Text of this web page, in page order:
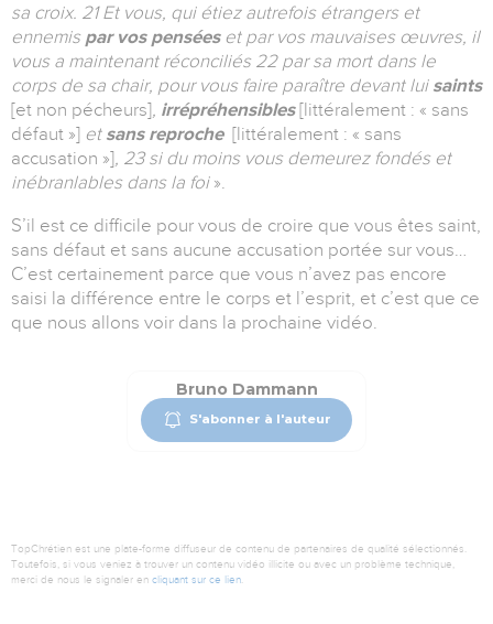
sa croix. 21 Et vous, qui étiez autrefois étrangers et
ennemispar vos pensées et par vos mauvaises œuvres, il
vous a maintenant réconciliés 22 par sa mort dans le
corps de sa chair, pour vous faire paraître devant lui saints
[et non pécheurs], irrépréhensibles[littéralement : « sans
défaut »] et sans reproche [littéralement : « sans
accusation »], 23 si du moins vous demeurez fondés et
inébranlables dans la foi».
S’il est ce difficile pour vous de croire que vous êtes saint,
sans défaut et sans aucune accusation portée sur vous…
C’est certainement parce que vous n’avez pas encore
saisi la différence entre le corps et l’esprit, et c’est que ce
que nous allons voir dans la prochaine vidéo.
Bruno Dammann
S'abonner à l'auteur
TopChrétien est une plate-forme diffuseur de contenu de partenaires de qualité sélectionnés.
Toutefois, si vous veniez à trouver un contenu vidéo illicite ou avec un problème technique,
merci de nous le signaler en cliquant sur ce lien.